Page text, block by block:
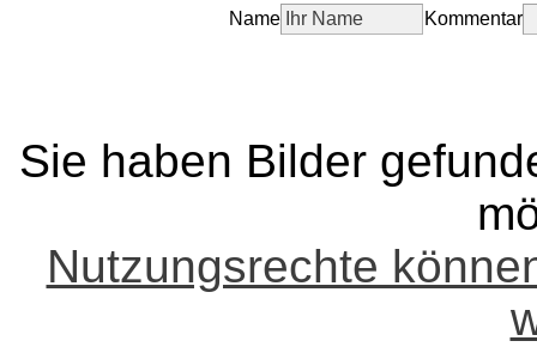
Name Kommentar
Sie haben Bilder
Nutzungsrechte